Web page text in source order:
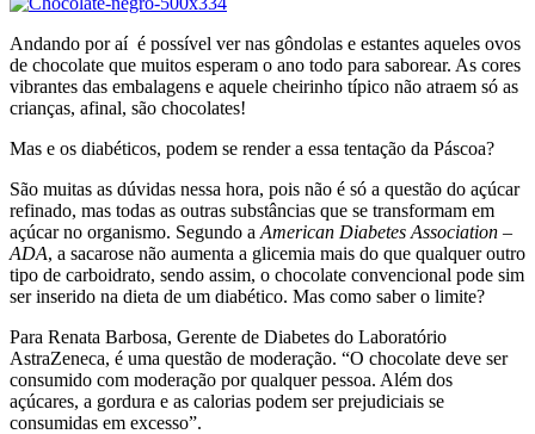
Andando por aí é possível ver nas gôndolas e estantes aqueles ovos
de chocolate que muitos esperam o ano todo para saborear. As cores
vibrantes das embalagens e aquele cheirinho típico não atraem só as
crianças, afinal, são chocolates!
Mas e os diabéticos, podem se render a essa tentação da Páscoa?
São muitas as dúvidas nessa hora, pois não é só a questão do açúcar
refinado, mas todas as outras substâncias que se transformam em
açúcar no organismo. Segundo a American Diabetes Association –
ADA, a sacarose não aumenta a glicemia mais do que qualquer outro
tipo de carboidrato, sendo assim, o chocolate convencional pode sim
ser inserido na dieta de um diabético. Mas como saber o limite?
Para Renata Barbosa, Gerente de Diabetes do Laboratório
AstraZeneca, é uma questão de moderação. “O chocolate deve ser
consumido com moderação por qualquer pessoa. Além dos
açúcares, a gordura e as calorias podem ser prejudiciais se
consumidas em excesso”.